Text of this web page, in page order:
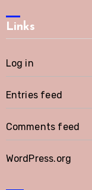
Links
Log in
Entries feed
Comments feed
WordPress.org